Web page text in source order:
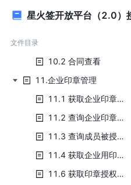
文件目录
10.合同管理
10.2 合同查看
11.企业印章管理
11.1 获取企业印章列表
11.2 查询企业印章授权列表
11.3 查询成员被授权的印章列表
11.4 获取企业用印成员列表
11.6 获取印章授权给成员链接